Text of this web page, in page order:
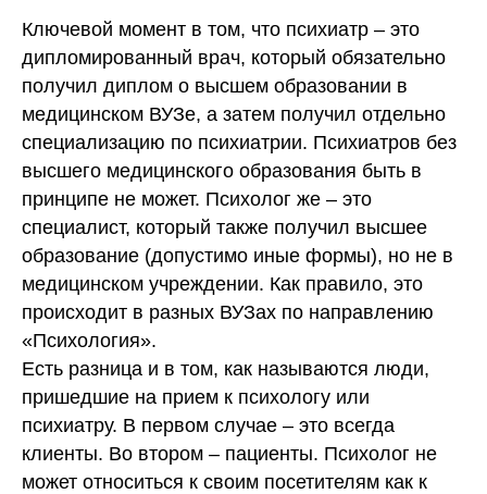
Ключевой момент в том, что психиатр – это
дипломированный врач, который обязательно
получил диплом о высшем образовании в
медицинском ВУЗе, а затем получил отдельно
специализацию по психиатрии. Психиатров без
высшего медицинского образования быть в
принципе не может. Психолог же – это
специалист, который также получил высшее
образование (допустимо иные формы), но не в
медицинском учреждении. Как правило, это
происходит в разных ВУЗах по направлению
«Психология».
Есть разница и в том, как называются люди,
пришедшие на прием к психологу или
психиатру. В первом случае – это всегда
клиенты. Во втором – пациенты. Психолог не
может относиться к своим посетителям как к